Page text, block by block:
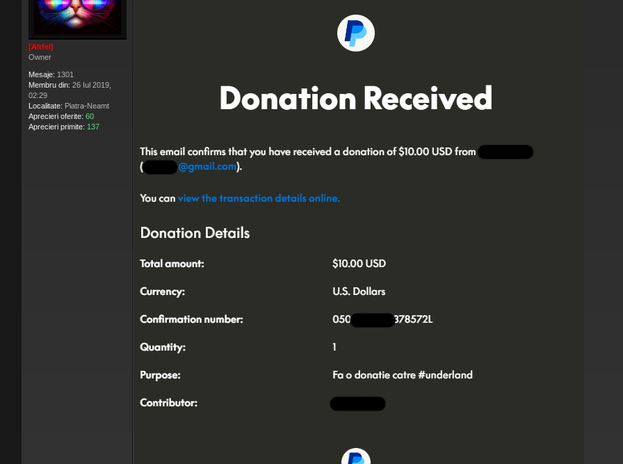
[Altfel]
Owner
Mesaje: 1301
Membru din: 26 Iul 2019,
02:29
Localitate: Piatra-Neamt
Aprecieri oferite: 60
Aprecieri primite: 137